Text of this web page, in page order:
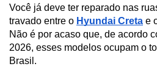
Você já deve ter reparado nas
travado entre o Hyundai Creta e
Não é por acaso que, de acordo
2026, esses modelos ocupam o
Brasil.